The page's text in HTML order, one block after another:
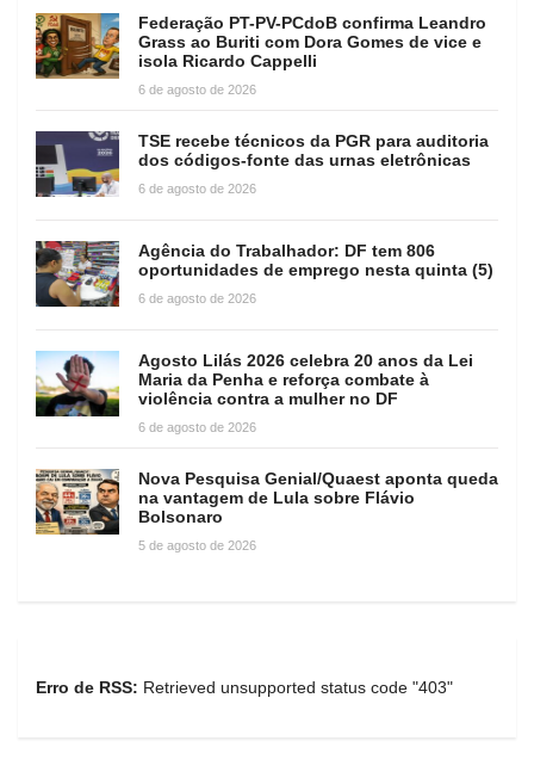
Federação PT-PV-PCdoB confirma Leandro
Grass ao Buriti com Dora Gomes de vice e
isola Ricardo Cappelli
6 de agosto de 2026
TSE recebe técnicos da PGR para auditoria
dos códigos-fonte das urnas eletrônicas
6 de agosto de 2026
Agência do Trabalhador: DF tem 806
oportunidades de emprego nesta quinta (5)
6 de agosto de 2026
Agosto Lilás 2026 celebra 20 anos da Lei
Maria da Penha e reforça combate à
violência contra a mulher no DF
6 de agosto de 2026
Nova Pesquisa Genial/Quaest aponta queda
na vantagem de Lula sobre Flávio
Bolsonaro
5 de agosto de 2026
Erro de RSS: Retrieved unsupported status code "403"